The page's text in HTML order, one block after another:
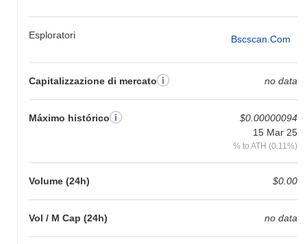
Esploratori Bscscan.com
Capitalizzazione di mercato no data
Máximo histórico
$0.00000094
15 Mar 25
% to ATH (0.11%)
Volume (24h) $0.00
Vol / M Cap (24h) no data